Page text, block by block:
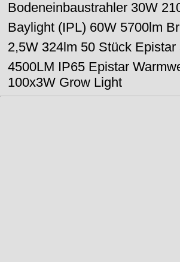
Bodeneinbaustrahler 30W
Baylight (IPL) 60W 5700lm
2,5W 324lm 50 Stück
4500LM IP65 Epistar
100x3W Grow Light